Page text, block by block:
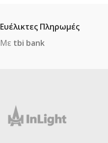
Ευέλικτες Πληρωμές
Με tbi bank